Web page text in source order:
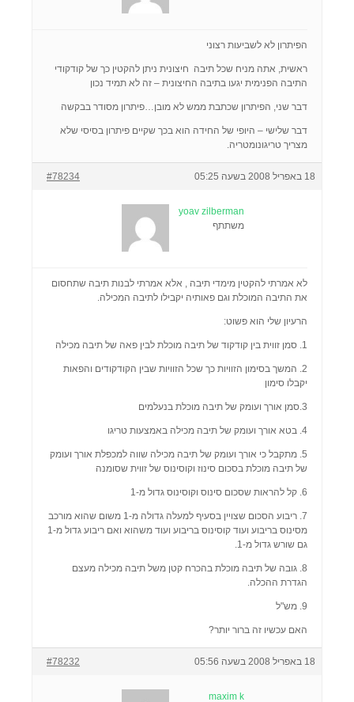
הפיתרון לא לשביעות רצוני
ראשית, אתה מניח שכל תיבה חיצונית ניתן להקטין כך של קודקודי
התיבה הפנימית יגעו בתיבה החיצונית – זה לא תמיד נכון
דבר שני, הפיתרון שכתבת ממש לא מובן…פיתרון מסודר בבקשה
דבר שלישי – היופי של החידה הוא בכך שקיים פיתרון בסיסי שלא
מצריך טריגונומטריה.
18 באפריל 2008 בשעה 05:25 #78234
yoav zilberman
משתתף
לא אמרתי להקטין מימדי תיבה , אלא אמרתי לבנות תיבה שתחסום
את התיבה המוכלת וגם פאותיה יקבילו לתיבה המכילה.
הרעיון שלי הוא פשוט:
1. סמן זווית בין קודקוד של תיבה מוכלת לבין פאה של תיבה מכילה
2. המשך בסימון הזוויות כך שכל הזוויות שבין הקודקודים והפאות
יקבלו סימון
3.סמן אורך ועומק של תיבה מוכלת בנעלמים
4. בטא אורך ועומק של תיבה מכילה באמצעות טריגו
5. מתקבל כי אורך ועומק של תיבה מכילה שווה למכפלת אורך ועומק
של תיבה מוכלת בסכום סינוז וקוסינוס של זווית שסומנה
6. קל להראות שסכום סינוס וקוסינוס גדול מ-1
7. ריבוע הסכום שצויין בסעיף למעלה גדולה מ-1 משום שהוא מורכב
מסינוס בריבוע ועוד קוסינוס בריבוע ועוד משהוא ואם ריבוע גדול מ-1
גם שורש גדול מ-1.
8. גובה של תיבה מוכלת בהכרח קטן משל תיבה מכילה מעצם
הגדרת ההכלה.
9. מש"ל
האם עכשיו זה ברור יותר?
18 באפריל 2008 בשעה 05:56 #78232
maxim k